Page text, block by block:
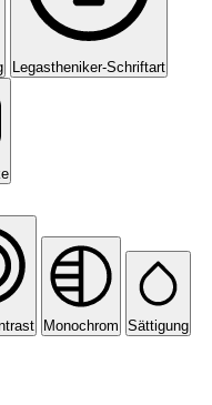
Legastheniker-Schriftart
Monochrom Sättigung